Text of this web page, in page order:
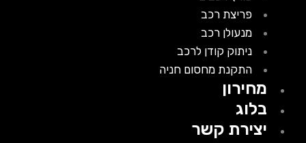
פריצת רכב
מנעולן רכב
ניתוק קודן לרכב
התקנת מחסום חניה
מחירון
בלוג
יצירת קשר